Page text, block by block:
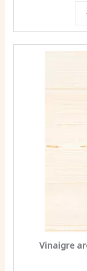
-
Vinaigre